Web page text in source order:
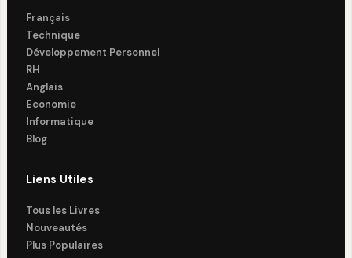
Français
Technique
Développement Personnel
RH
Anglais
Economie
Informatique
Blog
Liens Utiles
Tous les Livres
Nouveautés
Plus Populaires